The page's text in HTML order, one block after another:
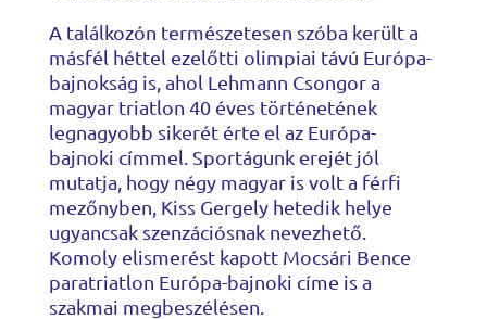
A találkozón természetesen szóba került a
másfél héttel ezelőtti olimpiai távú Európa-
bajnokság is, ahol Lehmann Csongor a
magyar triatlon 40 éves történetének
legnagyobb sikerét érte el az Európa-
bajnoki címmel. Sportágunk erejét jól
mutatja, hogy négy magyar is volt a férfi
mezőnyben, Kiss Gergely hetedik helye
ugyancsak szenzációsnak nevezhető.
Komoly elismerést kapott Mocsári Bence
paratriatlon Európa-bajnoki címe is a
szakmai megbeszélésen.